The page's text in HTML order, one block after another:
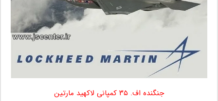
جنگنده اف. ۳۵ کمپانی لاکهید مارتین